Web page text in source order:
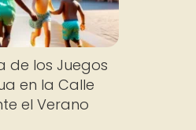
de los Juegos
en la Calle
el Verano